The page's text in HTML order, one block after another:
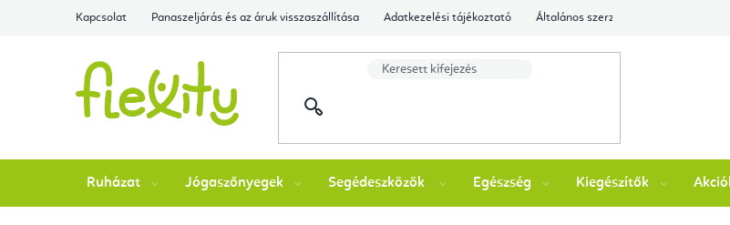
Kapcsolat Panaszeljárás és az áruk visszaszállítása Adatkezelési tájékoztató Általános szerződési feltételek
Ruházat Jógaszőnyegek Segédeszközök Egészség Kiegészítők